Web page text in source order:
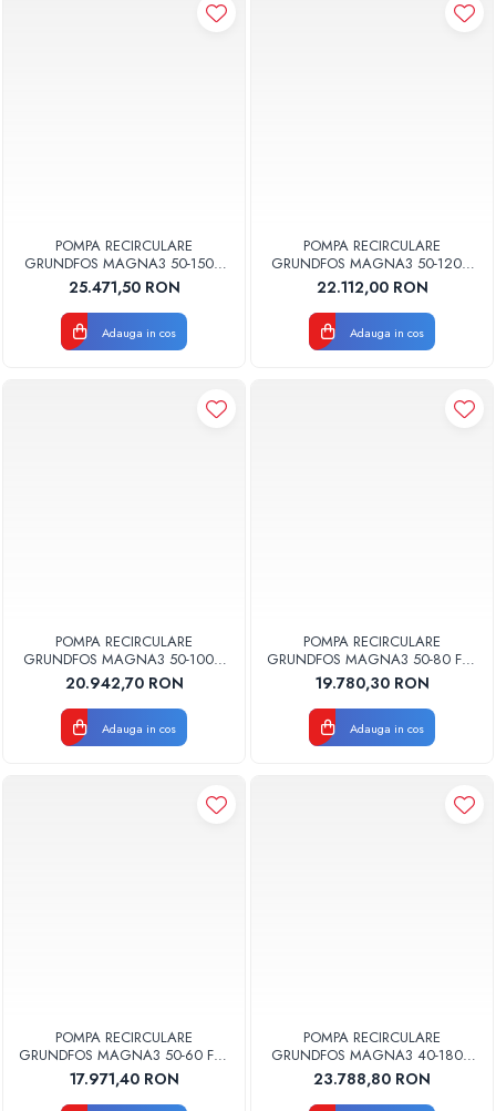
POMPA RECIRCULARE
GRUNDFOS MAGNA3 50-150 F
N 280 CORP INOX 97924359
25.471,50 RON
Adauga in cos
POMPA RECIRCULARE
GRUNDFOS MAGNA3 50-120 F
N 280 CORP INOX 97924358
22.112,00 RON
Adauga in cos
POMPA RECIRCULARE
GRUNDFOS MAGNA3 50-100 F
N 280 CORP INOX 97924357
20.942,70 RON
Adauga in cos
POMPA RECIRCULARE
GRUNDFOS MAGNA3 50-80 F N
240 CORP INOX 97924356
19.780,30 RON
Adauga in cos
POMPA RECIRCULARE
GRUNDFOS MAGNA3 50-60 F N
240 CORP INOX 97924355
17.971,40 RON
POMPA RECIRCULARE
GRUNDFOS MAGNA3 40-180 F
N 250 CORP INOX 97924353
23.788,80 RON